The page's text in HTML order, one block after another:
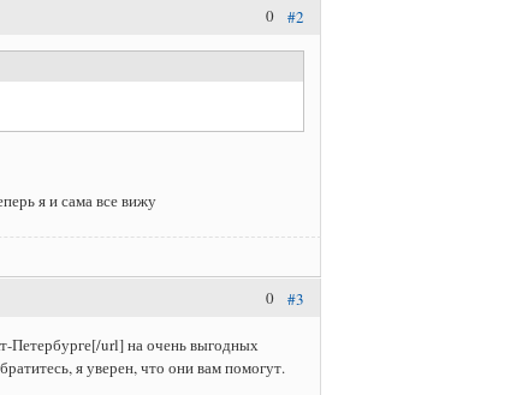
#2
0
я и сама все вижу
#3
0
Петербурге[/url] на очень выгодных
я уверен, что они вам помогут.